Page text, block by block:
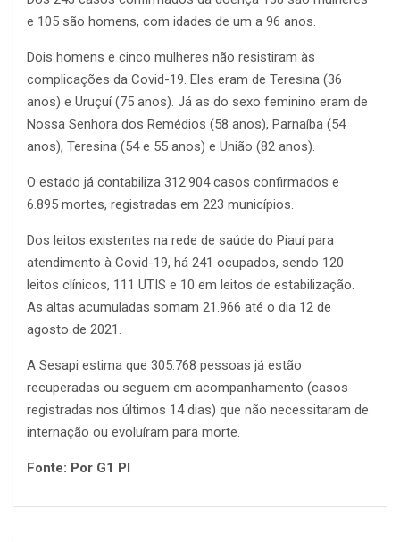
e 105 são homens, com idades de um a 96 anos.
Dois homens e cinco mulheres não resistiram às
complicações da Covid-19. Eles eram de Teresina (36
anos) e Uruçuí (75 anos). Já as do sexo feminino eram de
Nossa Senhora dos Remédios (58 anos), Parnaíba (54
anos), Teresina (54 e 55 anos) e União (82 anos).
O estado já contabiliza 312.904 casos confirmados e
6.895 mortes, registradas em 223 municípios.
Dos leitos existentes na rede de saúde do Piauí para
atendimento à Covid-19, há 241 ocupados, sendo 120
leitos clínicos, 111 UTIS e 10 em leitos de estabilização.
As altas acumuladas somam 21.966 até o dia 12 de
agosto de 2021.
A Sesapi estima que 305.768 pessoas já estão
recuperadas ou seguem em acompanhamento (casos
registradas nos últimos 14 dias) que não necessitaram de
internação ou evoluíram para morte.
Fonte: Por G1 PI